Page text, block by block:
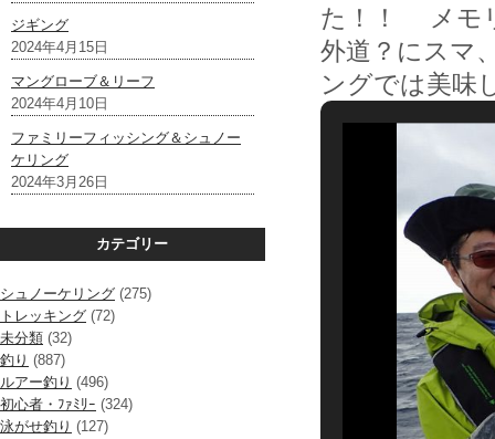
ジギング
2024年4月15日
マングローブ＆リーフ
2024年4月10日
ファミリーフィッシング＆シュノー
ケリング
2024年3月26日
カテゴリー
シュノーケリング (275)
トレッキング (72)
未分類 (32)
釣り (887)
ルアー釣り (496)
初心者・ﾌｧﾐﾘｰ (324)
泳がせ釣り (127)
た！！ メモ
外道？にスマ
ングでは美味